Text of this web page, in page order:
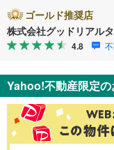
ゴールド推奨店
株式会社グッドリアル
4.8
Yahoo!不動産限定